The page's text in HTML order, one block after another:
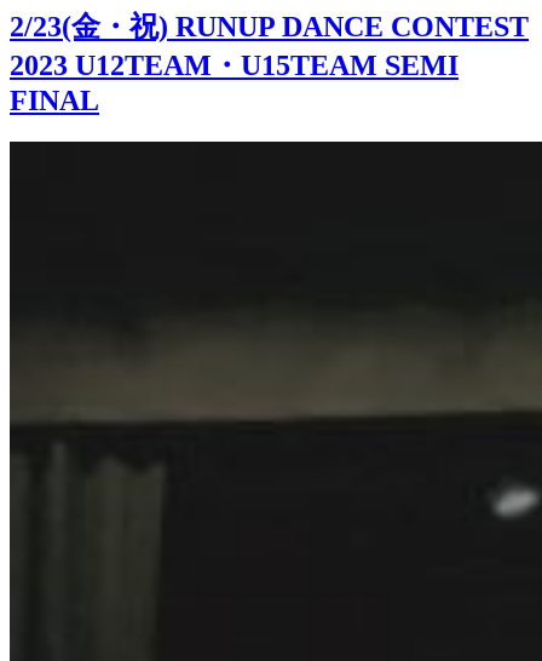
2/23(金・祝) RUNUP DANCE CONTEST
2023 U12TEAM・U15TEAM SEMI
FINAL